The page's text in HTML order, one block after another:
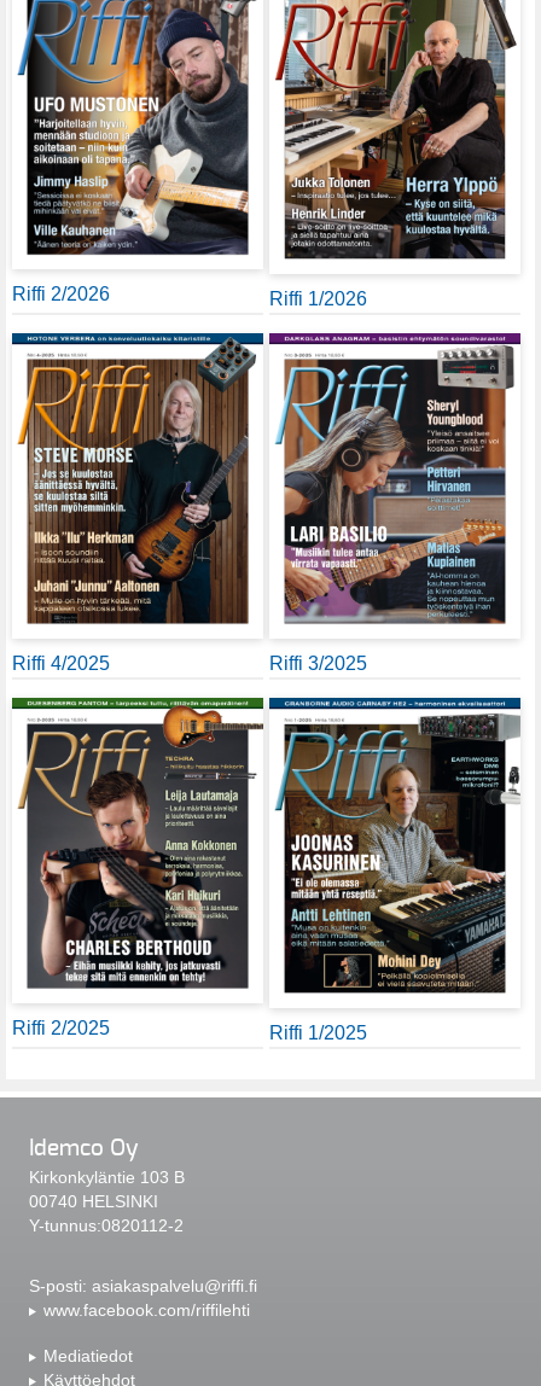
Riffi 2/2026 Riffi 1/2026
Riffi 4/2025 Riffi 3/2025
Riffi 2/2025 Riffi 1/2025
Idemco Oy
Kirkonkyläntie 103 B
00740 HELSINKI
Y-tunnus:0820112-2
S-posti: asiakaspalvelu@riffi.fi
www.facebook.com/riffilehti
Mediatiedot
Käyttöehdot